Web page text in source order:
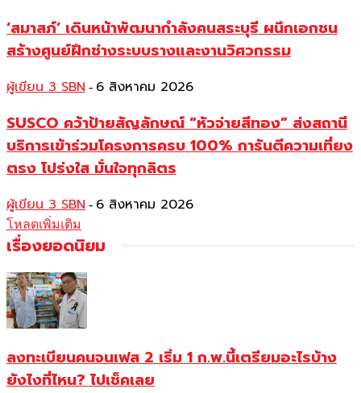
‘สมาสภ์’ เดินหน้าพัฒนากำลังคนสระบุรี ผนึกเอกชน
สร้างศูนย์ฝึกช่างระบบรางและงานวิศวกรรม
ผู้เขียน 3 SBN - 6 สิงหาคม 2026
SUSCO คว้าป้ายสัญลักษณ์ “หัวจ่ายสีทอง” ส่งสถานี
บริการเข้าร่วมโครงการครบ 100% การันตีความเที่ยง
ตรง โปร่งใส มั่นใจทุกลิตร
ผู้เขียน 3 SBN - 6 สิงหาคม 2026
โหลดเพิ่มเติม
เรื่องยอดนิยม
ลงทะเบียนคนจนเฟส 2 เริ่ม 1 ก.พ.นี้เตรียมอะไรบ้าง
ยังไงที่ไหน? ไปเช็คเลย